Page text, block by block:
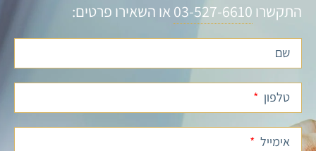
התקשרו 03-527-6610 או השאירו פרטים:
שם
טלפון
אימייל